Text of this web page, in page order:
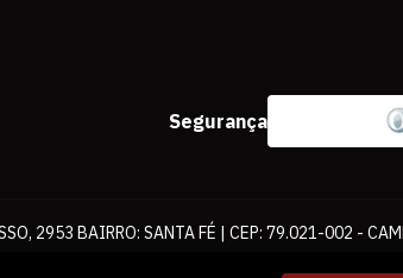
Segurança
2953 BAIRRO: SANTA FÉ | CEP: 79.021-002 -